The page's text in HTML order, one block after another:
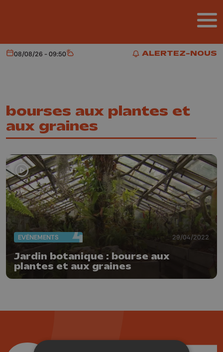
ALERTEZ-NOUS
ALERTEZ-NOUS
Aujourd'hui
08/08/26 - 09:50 Météo
bourses aux plantes et
aux graines
EVÈNEMENTS 29/04/2022
Jardin botanique : bourse aux
plantes et aux graines